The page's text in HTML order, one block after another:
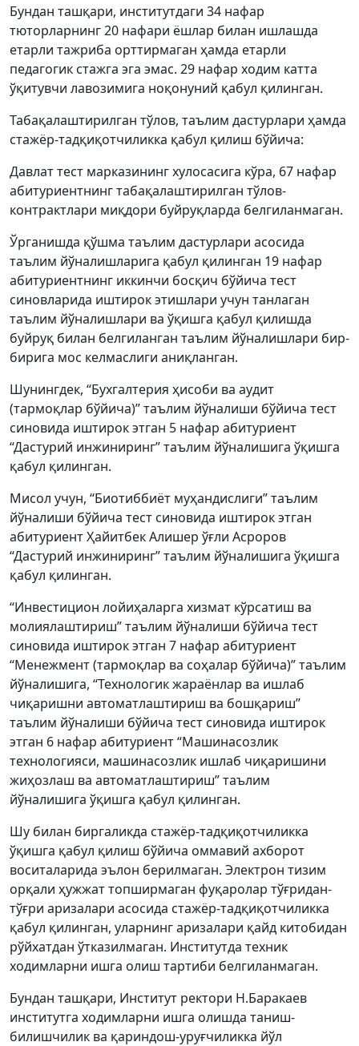
Бундан ташқари, институтдаги 34 нафар
тюторларнинг 20 нафари ёшлар билан ишлашда
етарли тажриба орттирмаган ҳамда етарли
педагогик стажга эга эмас. 29 нафар ходим катта
ўқитувчи лавозимига ноқонуний қабул қилинган.
Табақалаштирилган тўлов, таълим дастурлари ҳамда
стажёр-тадқиқотчиликка қабул қилиш бўйича:
Давлат тест марказининг хулосасига кўра, 67 нафар
абитуриентнинг табақалаштирилган тўлов-
контрактлари миқдори буйруқларда белгиланмаган.
Ўрганишда қўшма таълим дастурлари асосида
таълим йўналишларига қабул қилинган 19 нафар
абитуриентнинг иккинчи босқич бўйича тест
синовларида иштирок этишлари учун танлаган
таълим йўналишлари ва ўқишга қабул қилишда
буйруқ билан белгиланган таълим йўналишлари бир-
бирига мос келмаслиги аниқланган.
Шунингдек, “Бухгалтерия ҳисоби ва аудит
(тармоқлар бўйича)” таълим йўналиши бўйича тест
синовида иштирок этган 5 нафар абитуриент
“Дастурий инжиниринг” таълим йўналишига ўқишга
қабул қилинган.
Мисол учун, “Биотиббиёт муҳандислиги” таълим
йўналиши бўйича тест синовида иштирок этган
абитуриент Ҳайитбек Алишер ўғли Асроров
“Дастурий инжиниринг” таълим йўналишига ўқишга
қабул қилинган.
“Инвестицион лойиҳаларга хизмат кўрсатиш ва
молиялаштириш” таълим йўналиши бўйича тест
синовида иштирок этган 7 нафар абитуриент
“Менежмент (тармоқлар ва соҳалар бўйича)” таълим
йўналишига, “Технологик жараёнлар ва ишлаб
чиқаришни автоматлаштириш ва бошқариш”
таълим йўналиши бўйича тест синовида иштирок
этган 6 нафар абитуриент “Машинасозлик
технологияси, машинасозлик ишлаб чиқаришини
жиҳозлаш ва автоматлаштириш” таълим
йўналишига ўқишга қабул қилинган.
Шу билан биргаликда стажёр-тадқиқотчиликка
ўқишга қабул қилиш бўйича оммавий ахборот
воситаларида эълон берилмаган. Электрон тизим
орқали ҳужжат топширмаган фуқаролар тўғридан-
тўғри аризалари асосида стажёр-тадқиқотчиликка
қабул қилинган, уларнинг аризалари қайд китобидан
рўйхатдан ўтказилмаган. Институтда техник
ходимларни ишга олиш тартиби белгиланмаган.
Бундан ташқари, Институт ректори Н.Баракаев
институтга ходимларни ишга олишда таниш-
билишчилик ва қариндош-уруғчиликка йўл